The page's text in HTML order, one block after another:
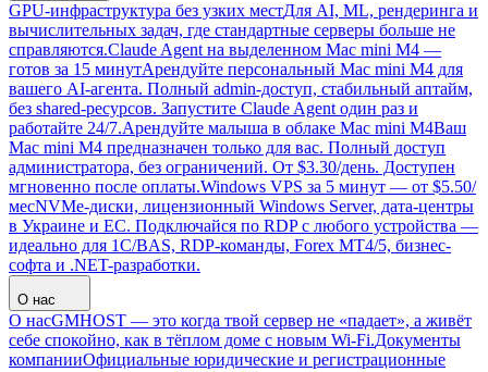
GPU-инфраструктура без узких местДля AI, ML, рендеринга и
вычислительных задач, где стандартные серверы больше не
справляются.Claude Agent на выделенном Mac mini M4 —
готов за 15 минутАрендуйте персональный Mac mini M4 для
вашего AI-агента. Полный admin-доступ, стабильный аптайм,
без shared-ресурсов. Запустите Claude Agent один раз и
работайте 24/7.Арендуйте малыша в облаке Mac mini M4Ваш
Mac mini M4 предназначен только для вас. Полный доступ
администратора, без ограничений. От $3.30/день. Доступен
мгновенно после оплаты.Windows VPS за 5 минут — от $5.50/
месNVMe-диски, лицензионный Windows Server, дата-центры
в Украине и ЕС. Подключайся по RDP с любого устройства —
идеально для 1С/BAS, RDP-команды, Forex MT4/5, бизнес-
софта и .NET-разработки.
О нас
О насGMHOST — это когда твой сервер не «падает», а живёт
себе спокойно, как в тёплом доме с новым Wi-Fi.Документы
компанииОфициальные юридические и регистрационные